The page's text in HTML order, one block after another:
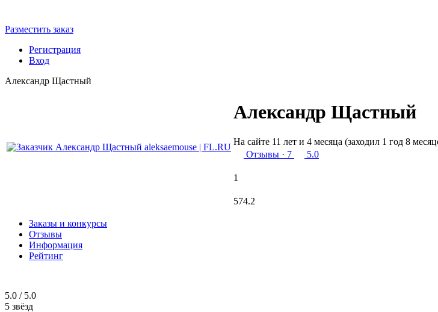
Разместить заказ
Регистрация
Вход
Александр Щастный
Александр Щастный
На сайте 11 лет и 4 месяца (заходил 1 год 8
Отзывы · 7 5.0
1
574.2
Заказы и конкурсы
Отзывы
Информация
Рейтинг
5.0 / 5.0
5 звёзд